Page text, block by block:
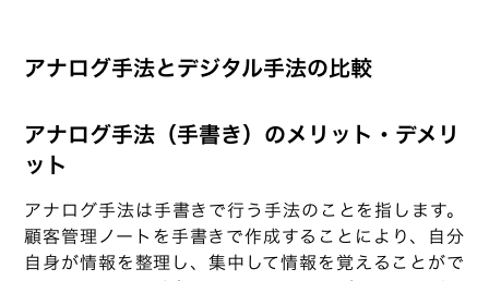
アナログ手法とデジタル手法の比較
アナログ手法（手書き）のメリット・デメリ
ット
アナログ手法は手書きで行う手法のことを指します。
顧客管理ノートを手書きで作成することにより、自分
自身が情報を整理し、集中して情報を覚えることがで